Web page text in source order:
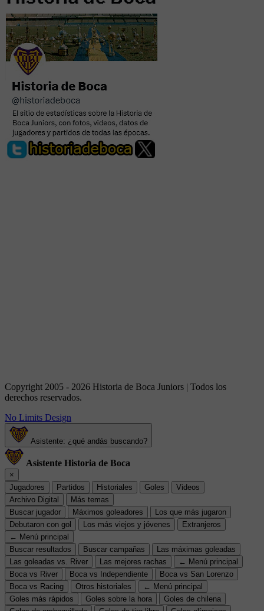
Copyright 2005 - 2026 Historia de Boca Juniors | Todos los
derechos reservados.
No Limits Design
Asistente: ¿qué andás buscando?
Asistente Historia de Boca
×
Jugadores
Partidos Historiales Goles
Videos
Archivo Digital
Más temas
Buscar jugador
Máximos goleadores
Los que más jugaron
Debutaron con gol
Los más viejos y jóvenes
Extranjeros
← Menú principal
Buscar resultados
Buscar campañas
Las máximas goleadas
Las goleadas vs. River
Las mejores rachas
← Menú principal
Boca vs River
Boca vs Independiente
Boca vs San Lorenzo
Boca vs Racing
Otros historiales
← Menú principal
Goles más rápidos
Goles sobre la hora
Goles de chilena